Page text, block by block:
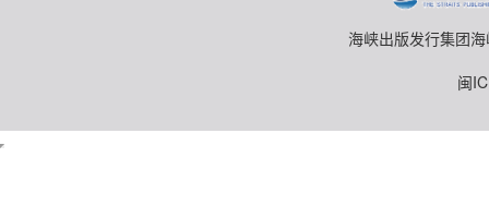
海峡出版发行集团
闽